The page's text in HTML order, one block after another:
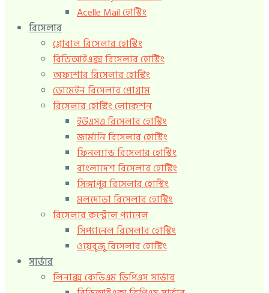
Acelle Mail হোস্টিং
রিসেলার
গ্লোবাল রিসেলার হোস্টিং
বিডিআইএক্স রিসেলার হোস্টিং
অফশোর রিসেলার হোস্টিং
ডোমেইন রিসেলার প্রোগ্রাম
রিসেলার হোস্টিং লোকেশন
ইউএসএ রিসেলার হোস্টিং
জার্মানি রিসেলার হোস্টিং
ফিনল্যান্ড রিসেলার হোস্টিং
বাংলাদেশ রিসেলার হোস্টিং
সিঙ্গাপুর রিসেলার হোস্টিং
মলদোভা রিসেলার হোস্টিং
রিসেলার কন্ট্রোল প্যানেল
সিপ্যানেল রিসেলার হোস্টিং
ওয়েবুজু রিসেলার হোস্টিং
সার্ভার
লিনাক্স কেভিএম ভিপিএস সার্ভার